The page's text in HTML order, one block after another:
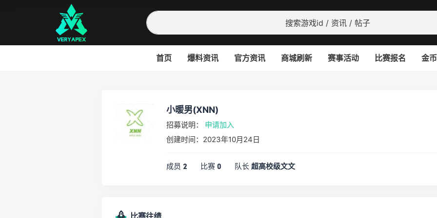
首页 爆料资讯 官方资讯 商城刷新 赛事活动 比赛报名 金
小暖男(XNN)
招募说明： 申请加入
创建时间：2023年10月24日
成员 2 比赛 0 队长 超高校级文文
比赛往绩